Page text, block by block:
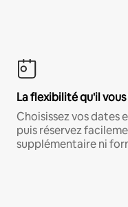
La flexibilité qu'il
Choisissez vos dates
puis réservez
supplémentaire ni